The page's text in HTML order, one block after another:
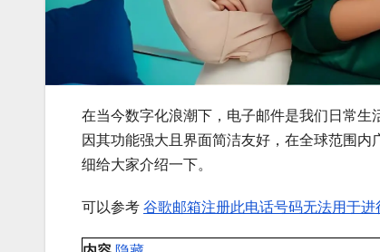
在当今数字化浪潮下，电子邮件是我们日常生
因其功能强大且界面简洁友好，在全球范围
细给大家介绍一下。
可以参考 谷歌邮箱注册此电话号码无法用于进